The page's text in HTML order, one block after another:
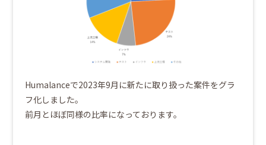
Humalanceで2023年9月に新たに取り扱った案件をグラ
フ化しました。
前月とほぼ同様の比率になっております。